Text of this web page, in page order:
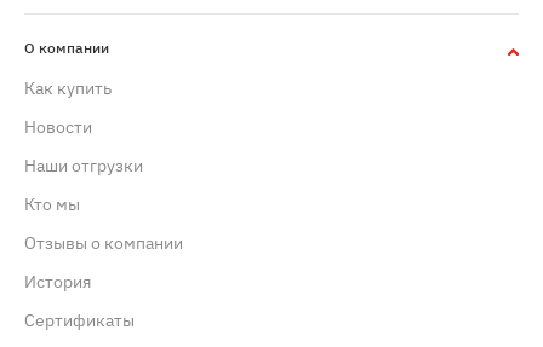
О компании
Как купить
Новости
Наши отгрузки
Кто мы
Отзывы о компании
История
Сертификаты